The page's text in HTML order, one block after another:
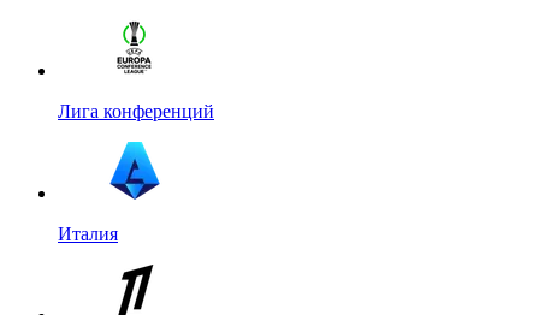
Лига конференций
Италия